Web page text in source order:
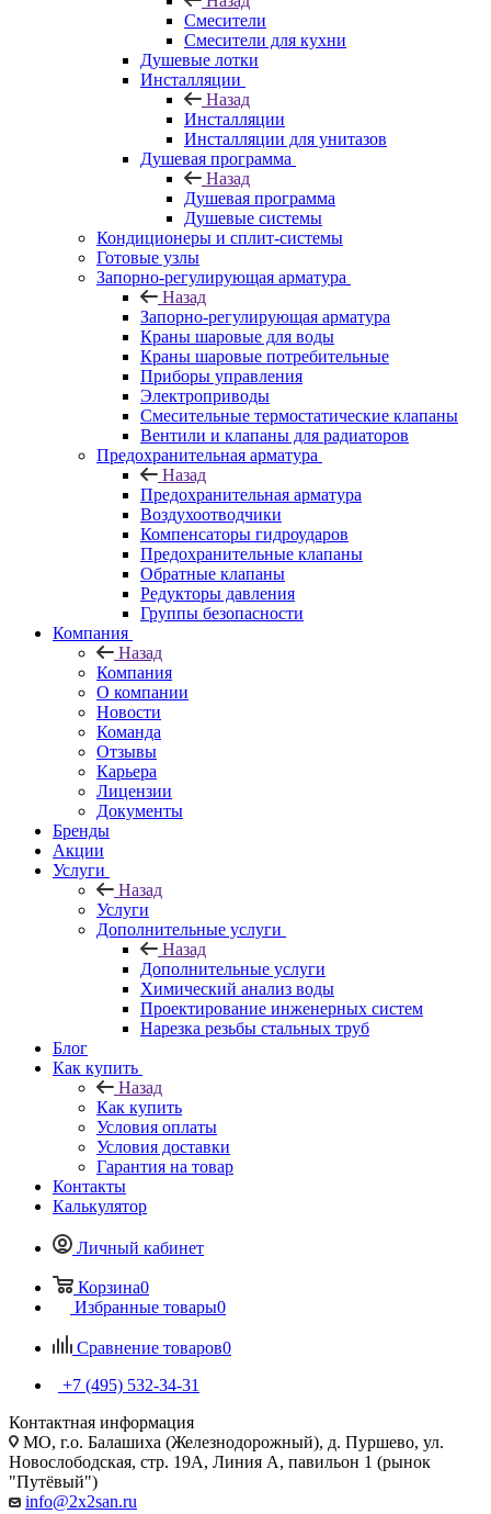
Смесители
Смесители для кухни
Душевые лотки
Инсталляции
Назад
Инсталляции
Инсталляции для унитазов
Душевая программа
Назад
Душевая программа
Душевые системы
Кондиционеры и сплит-системы
Готовые узлы
Запорно-регулирующая арматура
Назад
Запорно-регулирующая арматура
Краны шаровые для воды
Краны шаровые потребительные
Приборы управления
Электроприводы
Смесительные термостатические клапаны
Вентили и клапаны для радиаторов
Предохранительная арматура
Назад
Предохранительная арматура
Воздухоотводчики
Компенсаторы гидроударов
Предохранительные клапаны
Обратные клапаны
Редукторы давления
Группы безопасности
Компания
Назад
Компания
О компании
Новости
Команда
Отзывы
Карьера
Лицензии
Документы
Бренды
Акции
Услуги
Назад
Услуги
Дополнительные услуги
Назад
Дополнительные услуги
Химический анализ воды
Проектирование инженерных систем
Нарезка резьбы стальных труб
Блог
Как купить
Назад
Как купить
Условия оплаты
Условия доставки
Гарантия на товар
Контакты
Калькулятор
Личный кабинет
Корзина0
Избранные товары0
Сравнение товаров0
+7 (495) 532‑34‑31
Контактная информация
МО, г.о. Балашиха (Железнодорожный), д. Пуршево, ул.
Новослободская, стр. 19А, Линия А, павильон 1 (рынок
"Путёвый")
info@2x2san.ru